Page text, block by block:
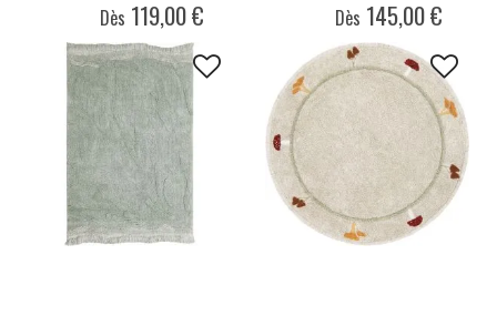
Dès 119,00 € Dès 145,00 €